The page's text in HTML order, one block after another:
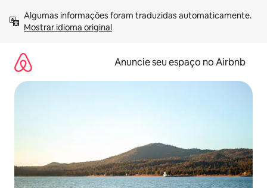
para
Mostrar idioma original
Anuncie seu espaço no Airbnb